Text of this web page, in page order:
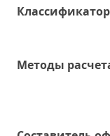
Методы